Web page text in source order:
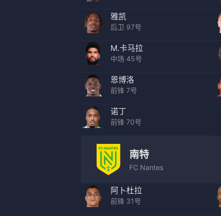
雅凯
后卫 97号
M.卡马拉
中场 45号
恩博洛
前锋 7号
诺丁
前锋 70号
南特
FC Nantes
阿卜杜拉
前锋 31号